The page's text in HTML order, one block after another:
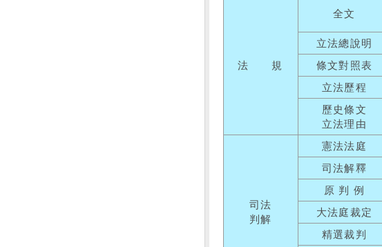
法 規
全文
立法總說明
條文對照表
立法歷程
歷史條文
立法理由
司法
判解
憲法法庭
司法解釋
原 判 例
大法庭裁定
精選裁判